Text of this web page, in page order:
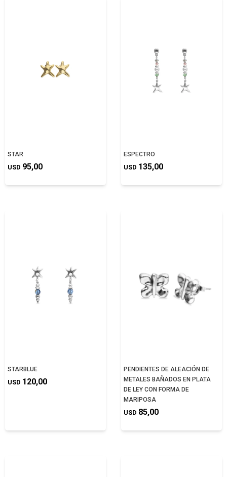
STAR
USD 95,00
ESPECTRO
USD 135,00
STARBLUE
USD 120,00
PENDIENTES DE ALEACIÓN DE
METALES BAÑADOS EN PLATA
DE LEY CON FORMA DE
MARIPOSA
USD 85,00